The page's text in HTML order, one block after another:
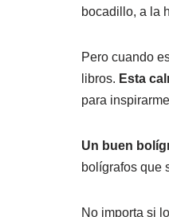
bocadillo, a la
Pero cuando
libros. Esta
para
Un buen
bolígrafos que
No importa si